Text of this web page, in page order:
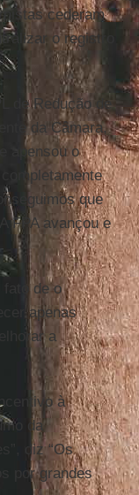
cederam
o registro
de Redução de
da Câmara,
apensou o
que
FPA avançou e
fato de o
apenas
a
à
da
diz “Os
por grandes